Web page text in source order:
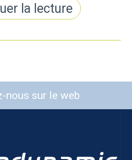
la lecture
nous sur le web